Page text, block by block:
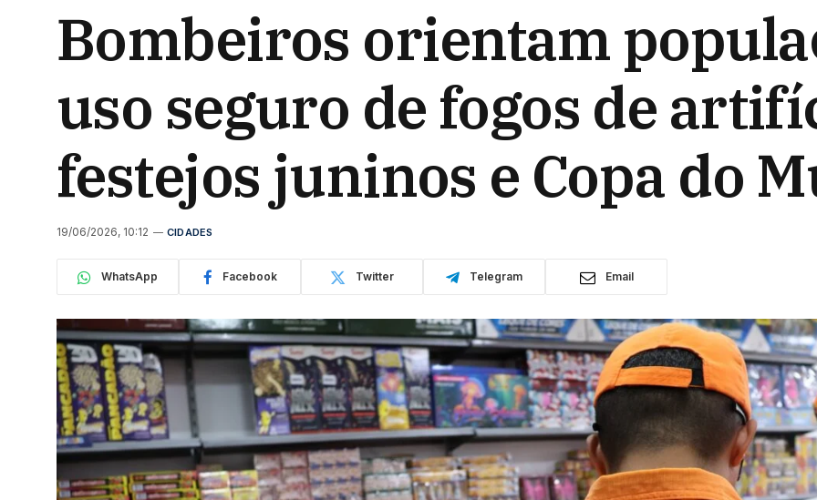
Bombeiros orientam
uso seguro de fogos de
festejos juninos e Copa do
19/06/2026, 10:12 CIDADES
WhatsApp Facebook Twitter Telegram Email